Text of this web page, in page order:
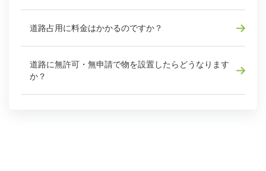
道路占用に料金はかかるのですか？
道路に無許可・無申請で物を設置したらどうなります
か？